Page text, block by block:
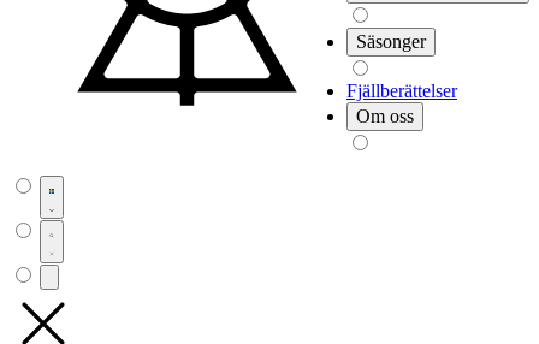
Säsonger
Fjällberättelser
Om oss